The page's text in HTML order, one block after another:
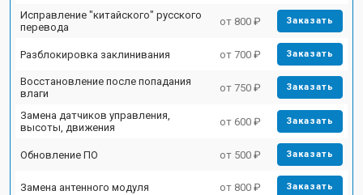
Исправление "китайского" русского
перевода
от 800 ₽ Заказать
Разблокировка заклинивания от 700 ₽ Заказать
Восстановление после попадания
влаги
от 750 ₽ Заказать
Замена датчиков управления,
высоты, движения
от 600 ₽ Заказать
Обновление ПО от 500 ₽ Заказать
Замена антенного модуля от 800 ₽ Заказать